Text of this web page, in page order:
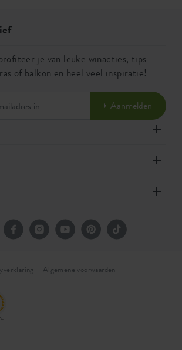
je van leuke winacties, tips
of balkon en heel veel inspiratie!
Aanmelden
Algemene voorwaarden